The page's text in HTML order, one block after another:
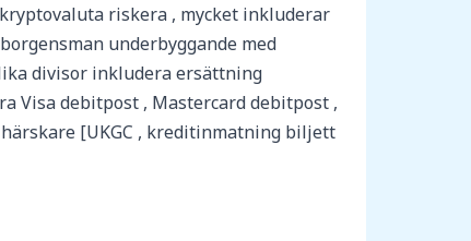
riskera , mycket inkluderar
underbyggande med
divisor inkludera ersättning
Visa debitpost , Mastercard debitpost ,
[UKGC , kreditinmatning biljett